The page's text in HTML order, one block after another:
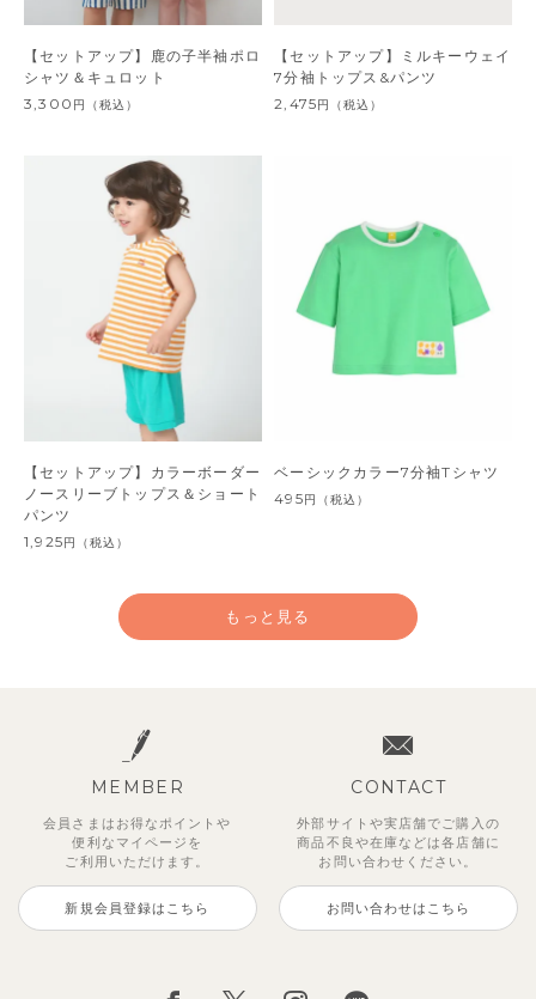
【セットアップ】鹿の子半袖ポロ
シャツ＆キュロット
3,300 円 （税込）
【セットアップ】ミルキーウェイ
7分袖トップス&パンツ
2,475円 （税込）
【セットアップ】カラーボーダー
ノースリーブトップス＆ショート
パンツ
1,925円 （税込）
ベーシックカラー7分袖Tシャツ
495円 （税込）
もっと見る
MEMBER
会員さまはお得なポイントや
便利な マイページを
ご利用いただけます。
新規会員登録はこちら
CONTACT
外部サイトや実店舗でご購入の
商品不良や在庫などは各店舗に
お問い合わせください。
お問い合わせはこちら